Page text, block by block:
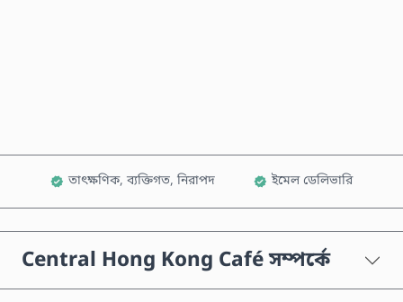
তাৎক্ষণিক, ব্যক্তিগত, নিরাপদ ইমেল ডেলিভারি
Central Hong Kong Café সম্পর্কে